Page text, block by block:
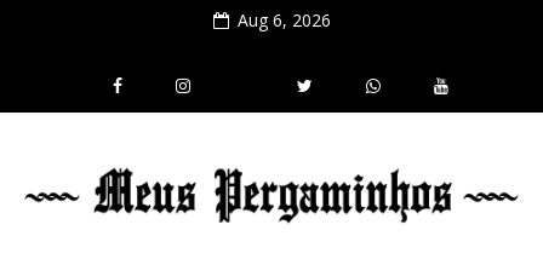
Aug 6, 2026